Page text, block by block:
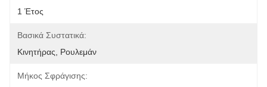
1 Έτος
Βασικά Συστατικά:
Κινητήρας, Ρουλεμάν
Μήκος Σφράγισης: